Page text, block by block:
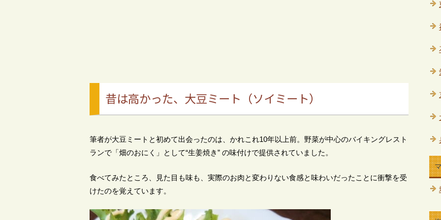
昔は高かった、大豆ミート（ソイミート）
筆者が大豆ミートと初めて出会ったのは、かれこれ10年以上前。野菜が中心のバイキングレスト
ランで「畑のおにく」として“生姜焼き” の味付けで提供されていました。
食べてみたところ、見た目も味も、実際のお肉と変わりない食感と味わいだったことに衝撃を受
けたのを覚えています。